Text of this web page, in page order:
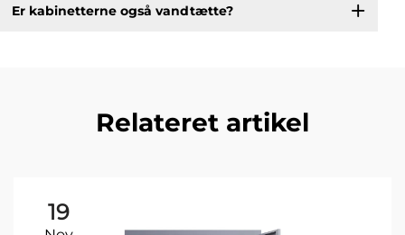
Er kabinetterne også vandtætte?
Relateret artikel
19